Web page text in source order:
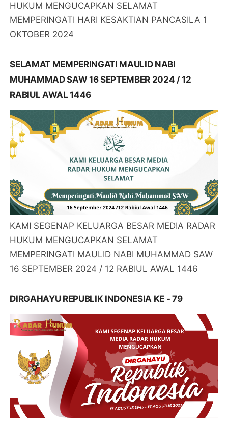
HUKUM MENGUCAPKAN SELAMAT
MEMPERINGATI HARI KESAKTIAN PANCASILA 1
OKTOBER 2024
SELAMAT MEMPERINGATI MAULID NABI
MUHAMMAD SAW 16 SEPTEMBER 2024 / 12
RABIUL AWAL 1446
KAMI SEGENAP KELUARGA BESAR MEDIA RADAR
HUKUM MENGUCAPKAN SELAMAT
MEMPERINGATI MAULID NABI MUHAMMAD SAW
16 SEPTEMBER 2024 / 12 RABIUL AWAL 1446
DIRGAHAYU REPUBLIK INDONESIA KE - 79